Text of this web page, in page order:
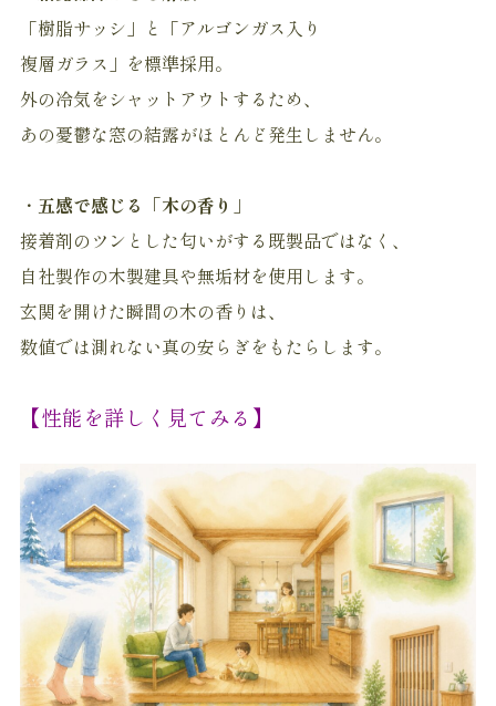
「樹脂サッシ」と「アルゴンガス入り
複層ガラス」を標準採用。
外の冷気をシャットアウトするため、
あの憂鬱な窓の結露がほとんど発生しません。
・ 五感で感じる「木の香り」
接着剤のツンとした匂いがする既製品ではなく、
自社製作の木製建具や無垢材を使用します。
玄関を開けた瞬間の木の香りは、
数値では測れない真の安らぎをもたらします。
【性能を詳しく見てみる】